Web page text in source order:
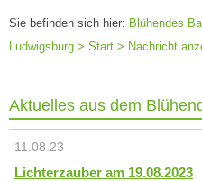
Blühendes
Ludwigsburg > Start > Nachricht
Aktuelles aus dem
11.08.23
Lichterzauber am 19.08.2023